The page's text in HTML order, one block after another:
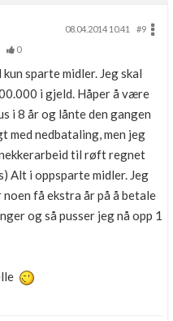
08.04.2014 10.41
#9
0
sparte midler. Jeg skal
i gjeld. Håper å være
i 8 år og lånte den gangen
nedbataling, men jeg
til røft regnet
Alt i oppsparte midler. Jeg
få ekstra år på å betale
og så pusser jeg nå opp 1